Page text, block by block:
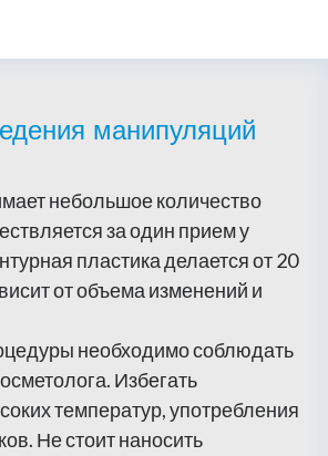
манипуляций
небольшое количество
за один прием у
пластика делается от 20
от объема изменений и
необходимо соблюдать
Избегать
температур, употребления
Не стоит наносить